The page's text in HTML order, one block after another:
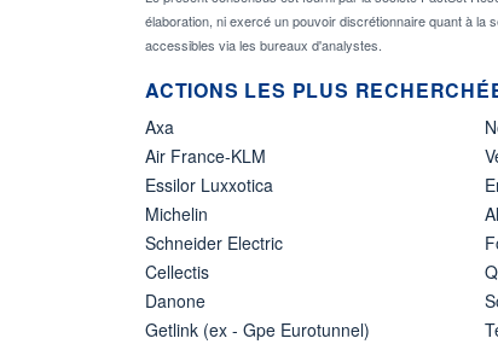
élaboration, ni exercé un pouvoir discrétionnaire quant à
accessibles via les bureaux d'analystes.
ACTIONS LES PLUS
Axa
Air France-KLM
Essilor Luxxotica
Michelin
Schneider Electric
Cellectis
Danone
Getlink (ex - Gpe Eurotunnel)